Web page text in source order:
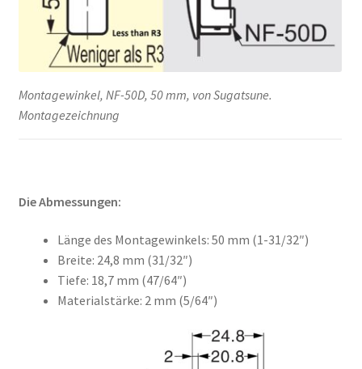
Montagewinkel, NF-50D, 50 mm, von Sugatsune.
Montagezeichnung
Die Abmessungen:
Länge des Montagewinkels: 50 mm (1-31/32″)
Breite: 24,8 mm (31/32″)
Tiefe: 18,7 mm (47/64″)
Materialstärke: 2 mm (5/64″)